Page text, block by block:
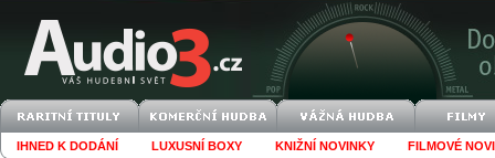
IHNED K DODÁNÍ LUXUSNÍ BOXY KNIŽNÍ NOVINKY FILMOVÉ